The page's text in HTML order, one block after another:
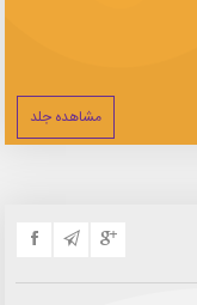
مشاهده جلد